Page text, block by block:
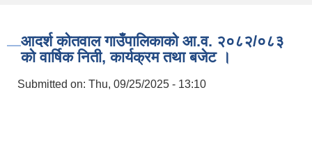
आदर्श कोतवाल गाउँपालिकाको आ.व. २०८२/०८३
को वार्षिक निती, कार्यक्रम तथा बजेट ।
Submitted on: Thu, 09/25/2025 - 13:10